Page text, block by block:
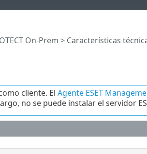
On-Prem > Características
cliente. El Agente ESET
no se puede instalar el servidor